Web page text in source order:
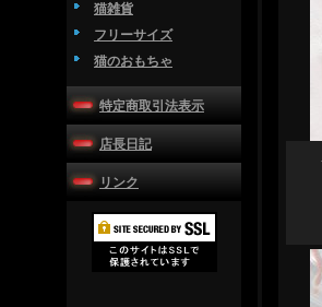
猫雑貨
フリーサイズ
猫のおもちゃ
特定商取引法表示
店長日記
リンク